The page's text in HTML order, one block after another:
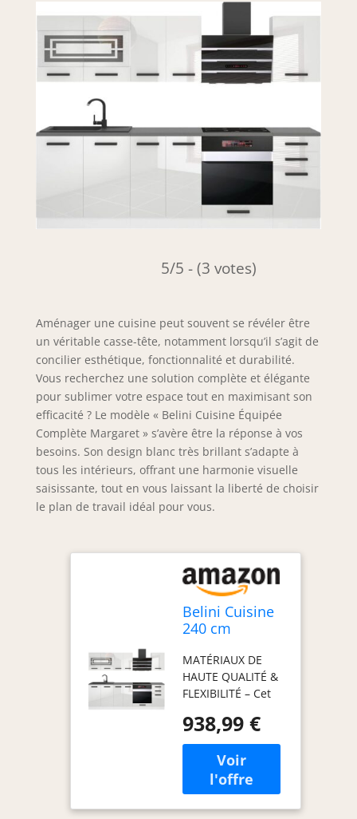
5/5 - (3 votes)
Aménager une cuisine peut souvent se révéler être
un véritable casse-tête, notamment lorsqu’il s’agit de
concilier esthétique, fonctionnalité et durabilité.
Vous recherchez une solution complète et élégante
pour sublimer votre espace tout en maximisant son
efficacité ? Le modèle « Belini Cuisine Équipée
Complète Margaret » s’avère être la réponse à vos
besoins. Son design blanc très brillant s’adapte à
tous les intérieurs, offrant une harmonie visuelle
saisissante, tout en vous laissant la liberté de choisir
le plan de travail idéal pour vous.
Belini Cuisine
240 cm
Plan de Travail,
Blanc Très
Brillant
MATÉRIAUX DE
HAUTE QUALITÉ &
FLEXIBILITÉ – Cet
meubles de
cuisine, fabriqué
en panneaux
décoratifs
Econatura
durables, séduit
938,99 €